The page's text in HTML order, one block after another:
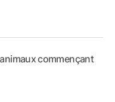
commençant